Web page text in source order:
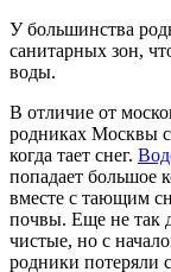
У большинства
санитарных зон,
воды.
В отличие от
родниках Москвы
когда тает снег.
попадает большое
вместе с тающим
почвы. Еще не так
чистые, но с
родники потеряли